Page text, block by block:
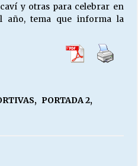
y otras para celebrar en
año, tema que informa la
, PORTADA 2,